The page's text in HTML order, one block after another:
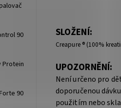
SLOŽENÍ:
Creapure ® (100%
UPOZORNĚNÍ:
Není určeno pro
doporučenou
použitím nebo
90
Protein
90